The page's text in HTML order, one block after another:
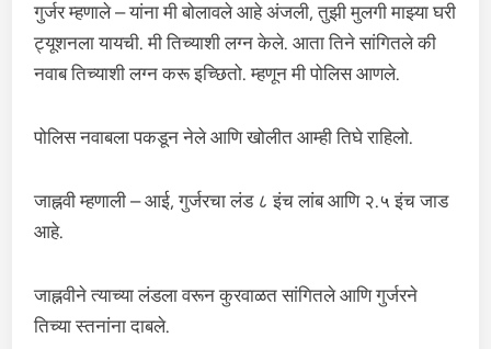
गुर्जर म्हणाले – यांना मी बोलावले आहे अंजली, तुझी मुलगी माझ्या घरी
ट्यूशनला यायची. मी तिच्याशी लग्न केले. आता तिने सांगितले की
नवाब तिच्याशी लग्न करू इच्छितो. म्हणून मी पोलिस आणले.
पोलिस नवाबला पकडून नेले आणि खोलीत आम्ही तिघे राहिलो.
जाह्नवी म्हणाली – आई, गुर्जरचा लंड ८ इंच लांब आणि २.५ इंच जाड
आहे.
जाह्नवीने त्याच्या लंडला वरून कुरवाळत सांगितले आणि गुर्जरने
तिच्या स्तनांना दाबले.